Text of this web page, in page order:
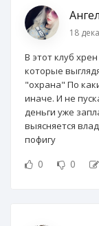
18
В этот клуб
которые
"охрана" По
иначе. И не
деньги уже
выясняется
пофигу
0 0